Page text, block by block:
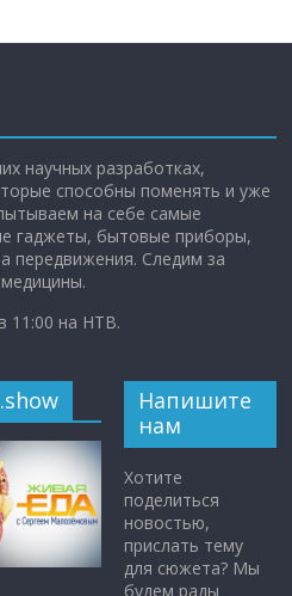
научных разработках,
способны поменять и уже
на себе самые
гаджеты, бытовые приборы,
передвижения. Следим за
11:00 на НТВ.
Напишите
нам
Хотите
поделиться
новостью,
прислать тему
для сюжета? Мы
будем рады